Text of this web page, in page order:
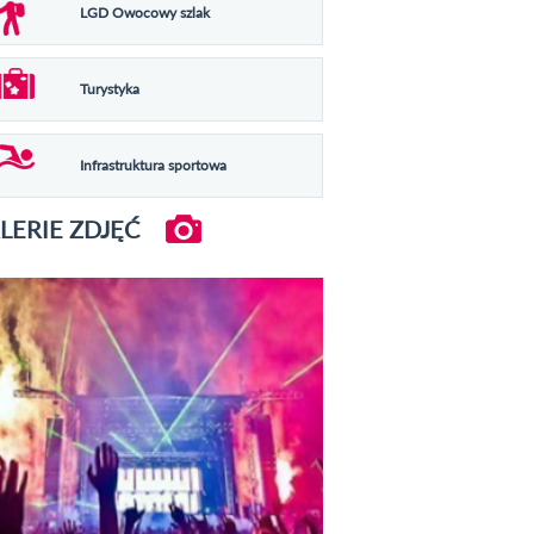
LGD Owocowy szlak
Turystyka
Infrastruktura sportowa
ZDJĘĆ